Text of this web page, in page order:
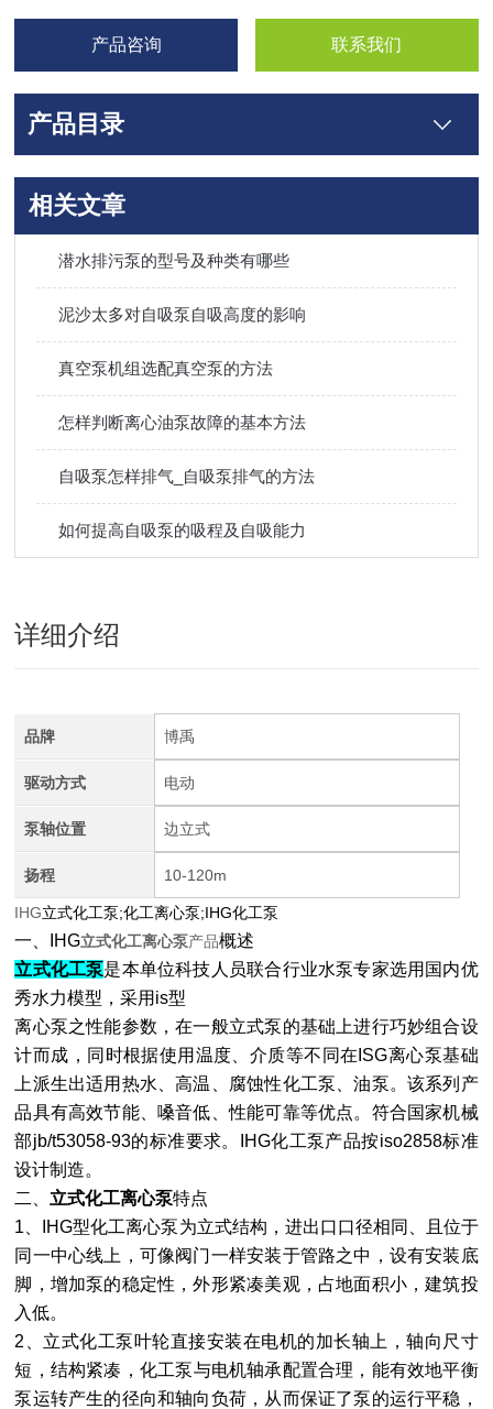
产品咨询 联系我们
产品目录
相关文章
潜水排污泵的型号及种类有哪些
泥沙太多对自吸泵自吸高度的影响
真空泵机组选配真空泵的方法
怎样判断离心油泵故障的基本方法
自吸泵怎样排气_自吸泵排气的方法
如何提高自吸泵的吸程及自吸能力
详细介绍
品牌 博禹
驱动方式 电动
泵轴位置 边立式
扬程 10-120m
IHG立式化工泵;化工离心泵;IHG化工泵
一、IHG立式化工离心泵产品概述
立式化工泵是本单位科技人员联合行业水泵专家选用国内优
秀水力模型，采用is型
离心泵之性能参数，在一般立式泵的基础上进行巧妙组合设
计而成，同时根据使用温度、介质等不同在 ISG离心泵基础
上派生出适用热水、高温、腐蚀性化工泵、油泵。该系列产
品具有高效节能、嗓音低、性能可靠等优点。符合国家机械
部jb/t53058-93的标准要求。
IHG化工泵产品按iso2858标准
设计制造。
二、 立式化工离心泵特点
1、IHG型化工离心泵为立式结构，进出口口径相同、且位于
同一中心线上，可像阀门一样安装于管路之中，设有安装底
脚，增加泵的稳定性，外形紧凑美观，占地面积小，建筑投
入低。
2、 立式化工泵叶轮直接安装在电机的加长轴上，轴向尺寸
短，结构紧凑， 化工泵与电机轴承配置合理，能有效地平衡
泵运转产生的径向和轴向负荷，从而保证了泵的运行平稳，